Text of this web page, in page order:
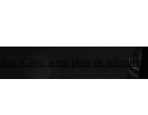
Găsiți acum piese de schimb